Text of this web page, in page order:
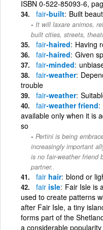
ISBN 0-522-85093-6,
fair-built Built
It will laxare animos,
built cities, streets,
fair-haired Having
fair-haired Given
fair-minded
fair-weather
trouble
fair-weather
fair-weather friend
available only when it is
so
Pertini is being
increasingly important
is no fair-weather friend
partner..
fair hair blond or
fair isle Fair Isle is
used to create patterns
after Fair Isle, a tiny
forms part of the
a considerable